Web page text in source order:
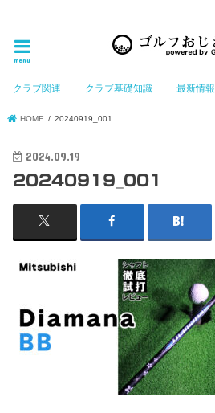
menu
クラブ関連 クラブ基礎知識 最新情報
HOME 20240919_001
2024.09.19
20240919_001